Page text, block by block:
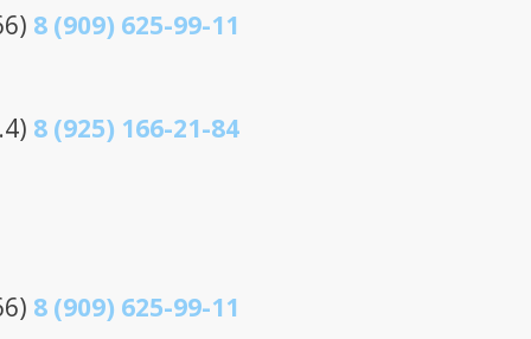
8 (909) 625-99-11
8 (925) 166-21-84
8 (909) 625-99-11